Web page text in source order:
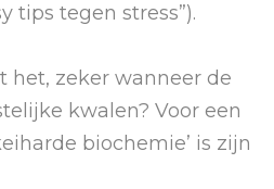
tips tegen stress”).
het, zeker wanneer de
kwalen? Voor een
biochemie’ is zijn